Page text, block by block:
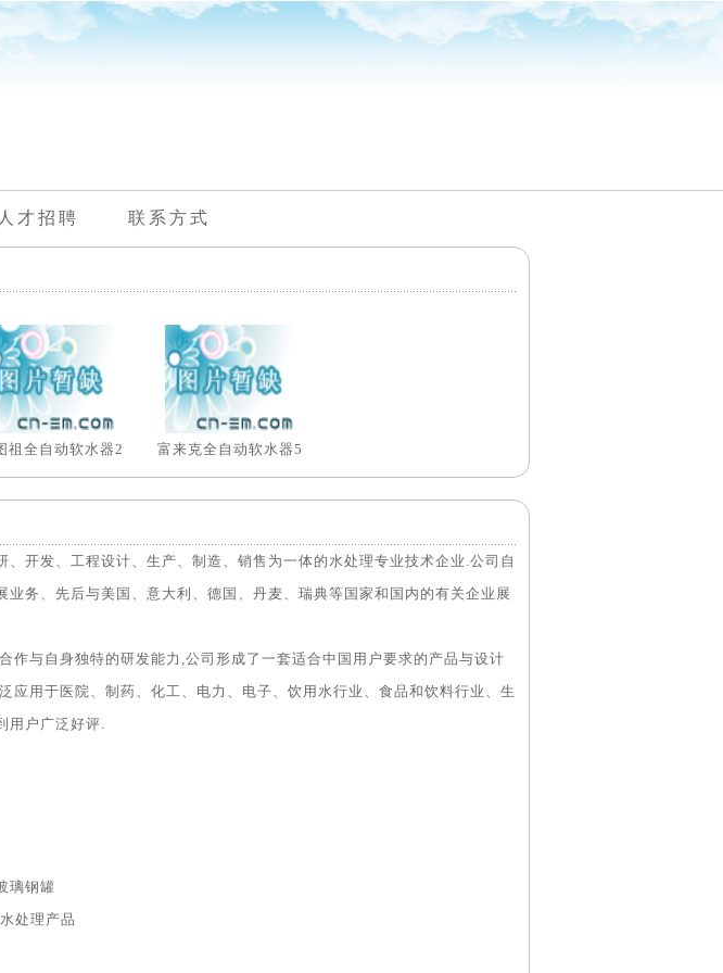
人才招聘 联系方式
祖全自动软水器2 富来克全自动软水器5
、开发、工程设计、生产、制造、销售为一体的水处理专业技术企业.公司自
业务、先后与美国、意大利、德国、丹麦、瑞典等国家和国内的有关企业展
与自身独特的研发能力,公司形成了一套适合中国用户要求的产品与设计
应用于医院、制药、化工、电力、电子、饮用水行业、食品和饮料行业、生
用户广泛好评.
钢罐
处理产品